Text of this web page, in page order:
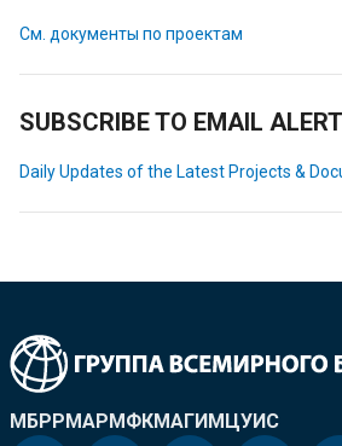
См. документы по проектам
SUBSCRIBE TO EMAIL
Daily Updates of the Latest Projects &
МБРРМАРМФКМАГИМЦУИС